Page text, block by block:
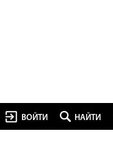
ВОЙТИ НАЙТИ